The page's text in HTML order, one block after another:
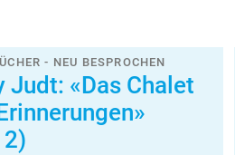
- NEU BESPROCHEN
Judt: «Das Chalet